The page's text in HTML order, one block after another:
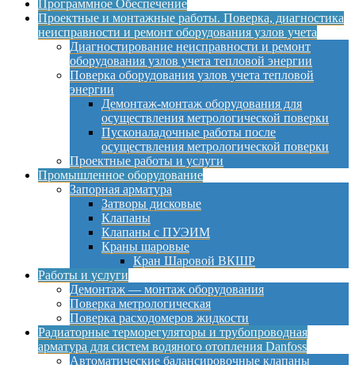
Программное Обеспечение
Проектные и монтажные работы. Поверка, диагностика
неисправности и ремонт оборудования узлов учета
Диагностирование неисправности и ремонт
оборудования узлов учета тепловой энергии
Поверка оборудования узлов учета тепловой
энергии
Демонтаж-монтаж оборудования для
осуществления метрологической поверки
Пусконаладочные работы после
осуществления метрологической поверки
Проектные работы и услуги
Промышленное оборудование
Запорная арматура
Затворы дисковые
Клапаны
Клапаны с ПУЭИМ
Краны шаровые
Кран Шаровой ВКШР
Работы и услуги
Демонтаж — монтаж оборудования
Поверка метрологическая
Поверка расходомеров жидкости
Радиаторные терморегуляторы и трубопроводная
арматура для систем водяного отопления Danfoss
Автоматические балансировочные клапаны